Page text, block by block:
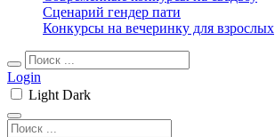
Сценарий гендер пати
Конкурсы на вечеринку для взрослых
Login
Light Dark